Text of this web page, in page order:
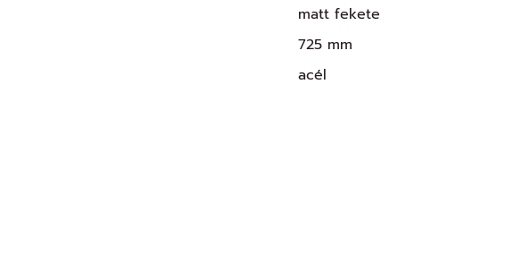
matt fekete
725 mm
acél